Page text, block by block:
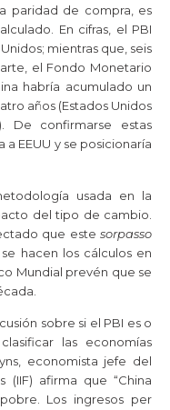
paridad de compra, es
En cifras, el PBI
mientras que, seis
el Fondo Monetario
habría acumulado un
años (Estados Unidos
De confirmarse estas
EEUU y se posicionaría
usada en la
del tipo de cambio.
que este sorpasso
hacen los cálculos en
Mundial prevén que se
sobre si el PBI es o
las economías
economista jefe del
(IIF) afirma que “China
Los ingresos per